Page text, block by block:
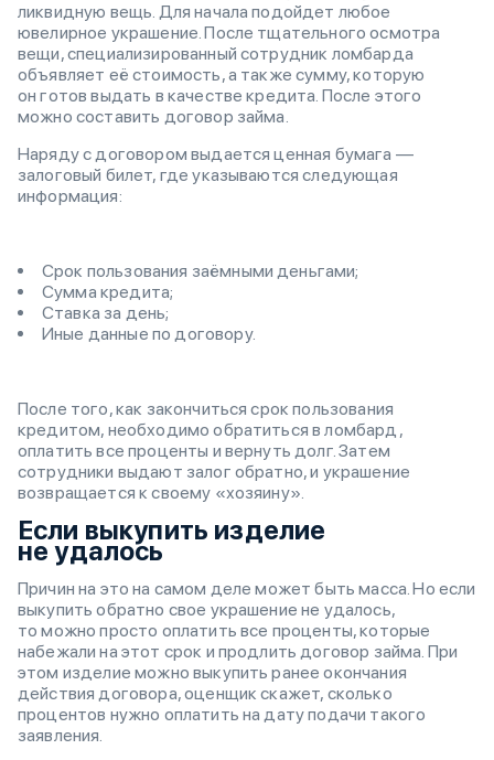
ликвидную вещь. Для начала подойдет любое
ювелирное украшение. После тщательного осмотра
вещи, специализированный сотрудник ломбарда
объявляет её стоимость, а также сумму, которую
он готов выдать в качестве кредита. После этого
можно составить договор займа.
Наряду с договором выдается ценная бумага —
залоговый билет, где указываются следующая
информация:
Срок пользования заёмными деньгами;
Сумма кредита;
Ставка за день;
Иные данные по договору.
После того, как закончиться срок пользования
кредитом, необходимо обратиться в ломбард,
оплатить все проценты и вернуть долг. Затем
сотрудники выдают залог обратно, и украшение
возвращается к своему «хозяину».
Если выкупить изделие
не удалось
Причин на это на самом деле может быть масса. Но если
выкупить обратно свое украшение не удалось,
то можно просто оплатить все проценты, которые
набежали на этот срок и продлить договор займа. При
этом изделие можно выкупить ранее окончания
действия договора, оценщик скажет, сколько
процентов нужно оплатить на дату подачи такого
заявления.